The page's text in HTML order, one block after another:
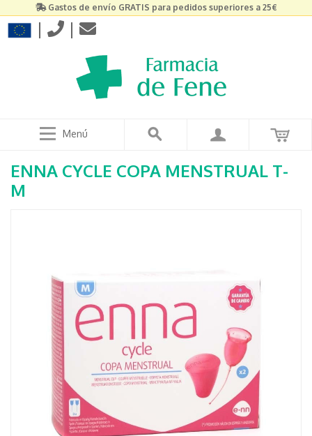
Gastos de envío GRATIS para pedidos superiores a 25€
| |
Menú
ENNA CYCLE COPA MENSTRUAL T-
M